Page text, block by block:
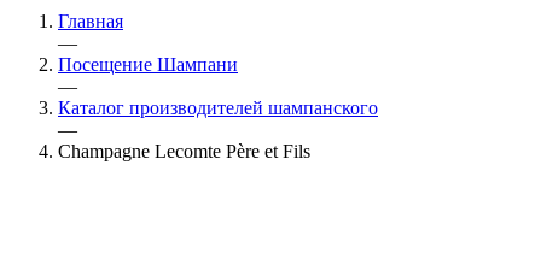
Главная
—
Посещение Шампани
—
Каталог производителей шампанского
—
Champagne Lecomte Père et Fils